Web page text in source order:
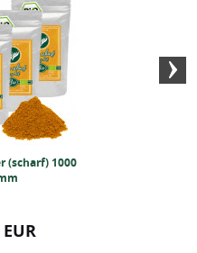
(scharf) 1000